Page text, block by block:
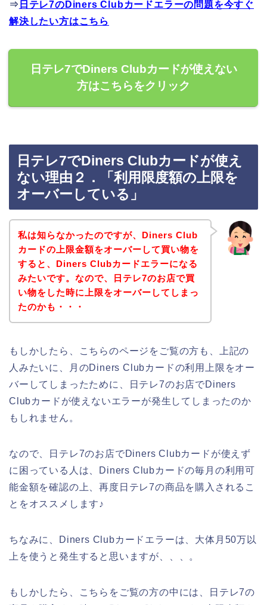
⇒ 日テレ7のDiners Clubカードエラーの問題を今すぐ
解決したい方はこちら
日テレ7でDiners Clubカードが使えない
方はこちらをクリック
日テレ7でDiners Clubカードが使え
ない理由２．「利用限度額の上限を
オーバーしている」
私は知らなかったのですが、Diners Club
カードの上限金額をオーバーして買い物を
すると、Diners Clubカードエラーになる
みたいです。なので、日テレ7のお店で買
い物をした時に上限をオーバーしてしまっ
たのかも・・・
もしかしたら、こちらのページをご覧の方も、上記の
人みたいに、月のDiners Clubカードの利用上限をオー
バーしてしまったために、日テレ7のお店でDiners
Clubカードが使えないエラーが発生してしまったのか
もしれません。
なので、日テレ7のお店でDiners Clubカードが使えず
に困っている人は、Diners Clubカードの毎月の利用可
能金額を確認の上、再度日テレ7の商品を購入されるこ
とをオススメします♪
ちなみに、Diners Clubカードエラーは、大体月50万以
上を使うと発生すると思いますが、、、。
もしかしたら、こちらをご覧の方の中には、日テレ7の